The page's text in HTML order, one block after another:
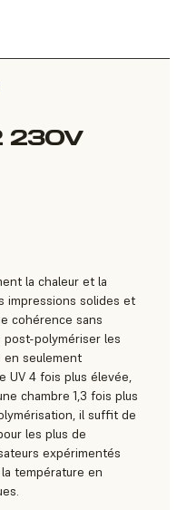
230V
la chaleur et la
impressions solides et
cohérence sans
post-polymériser les
en seulement
UV 4 fois plus élevée,
chambre 1,3 fois plus
il suffit de
les plus de
expérimentés
température en